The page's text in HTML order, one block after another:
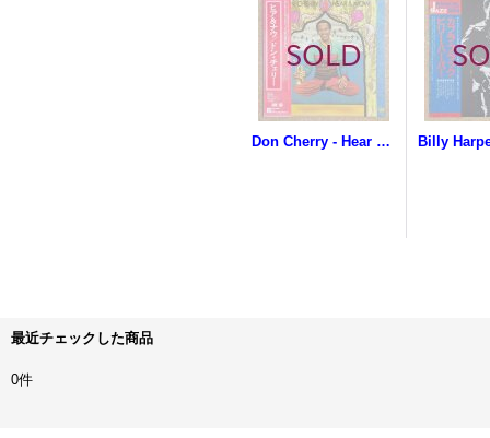
Don Cherry - Hear & Now
最近チェックした商品
0件